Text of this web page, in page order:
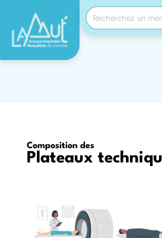
Accueil
Composition des
Plateaux